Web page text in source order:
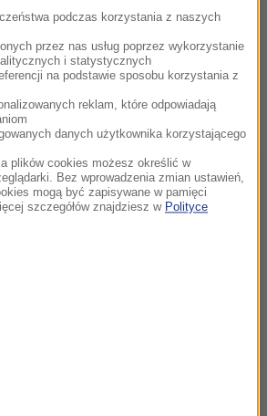
pod materiałem video:
podczas korzystania z naszych
przez nas usług poprzez wykorzystanie
i statystycznych
na podstawie sposobu korzystania z
reklam, które odpowiadają
danych użytkownika korzystającego
plików cookies możesz określić w
Bez wprowadzenia zmian ustawień,
mogą być zapisywane w pamięci
szczegółów znajdziesz w Polityce